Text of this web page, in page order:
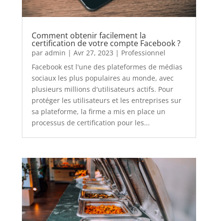
Comment obtenir facilement la
certification de votre compte Facebook ?
par admin | Avr 27, 2023 | Professionnel
Facebook est l'une des plateformes de médias
sociaux les plus populaires au monde, avec
plusieurs millions d'utilisateurs actifs. Pour
protéger les utilisateurs et les entreprises sur
sa plateforme, la firme a mis en place un
processus de certification pour les...